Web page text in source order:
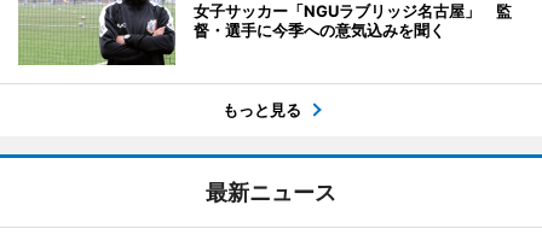
女子サッカー「NGUラブリッジ名古屋」 監
督・選手に今季への意気込みを聞く
もっと見る
最新ニュース